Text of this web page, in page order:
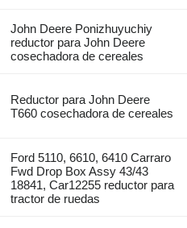
John Deere Ponizhuyuchiy
reductor para John Deere
cosechadora de cereales
Reductor para John Deere
T660 cosechadora de cereales
Ford 5110, 6610, 6410 Carraro
Fwd Drop Box Assy 43/43
18841, Car12255 reductor para
tractor de ruedas